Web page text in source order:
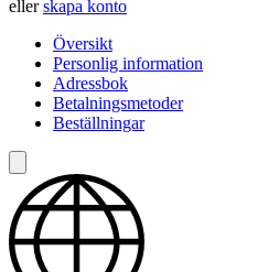
ellerskapa konto
Översikt
Personlig information
Adressbok
Betalningsmetoder
Beställningar